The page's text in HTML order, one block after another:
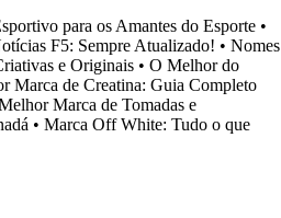
para os Amantes do Esporte •
F5: Sempre Atualizado! • Nomes
e Originais • O Melhor do
Marca de Creatina: Guia Completo
Marca de Tomadas e
• Marca Off White: Tudo o que